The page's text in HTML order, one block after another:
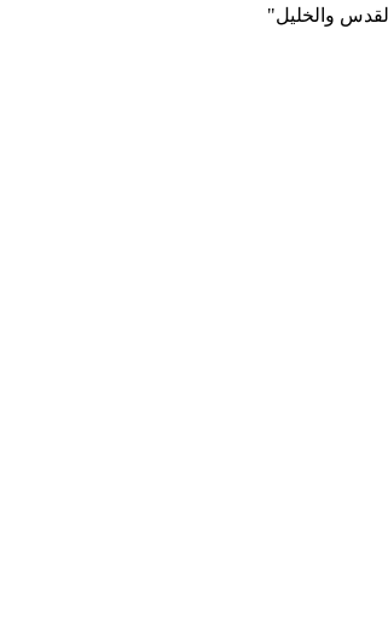
والخليل"